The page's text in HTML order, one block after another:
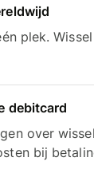
plek.
debitcard
over
bij